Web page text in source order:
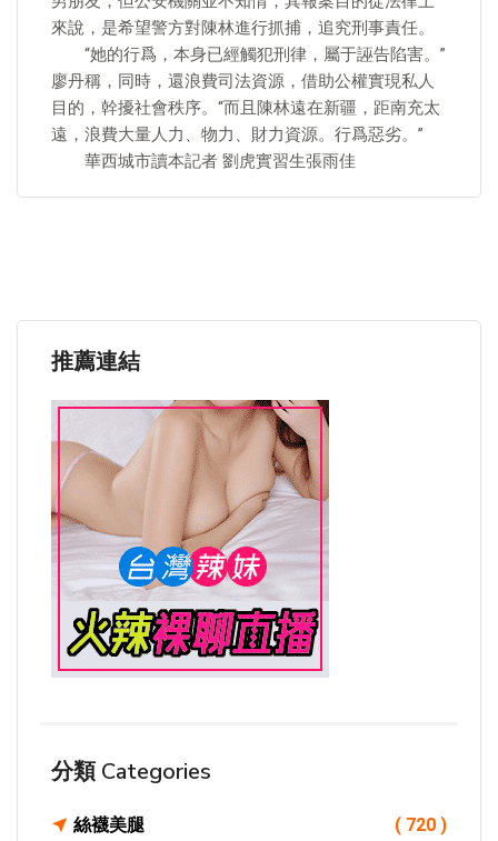
來說，是希望警方對陳林進行抓捕，追究刑事責任。
“她的行爲，本身已經觸犯刑律，屬于誣告陷害。”
廖丹稱，同時，還浪費司法資源，借助公權實現私人
目的，幹擾社會秩序。“而且陳林遠在新疆，距南充太
遠，浪費大量人力、物力、財力資源。行爲惡劣。”
華西城市讀本記者 劉虎實習生張雨佳
推薦連結
分類 Categories
絲襪美腿 ( 720 )